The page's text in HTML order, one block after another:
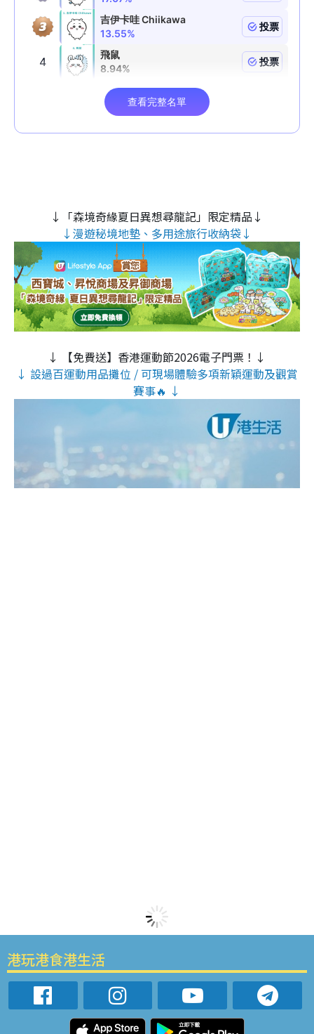
↓「森境奇緣夏日異想尋龍記」限定精品↓
↓漫遊秘境地墊、多用途旅行收納袋↓
↓ 【免費送】香港運動節2026電子門票！↓
↓ 設過百運動用品攤位 / 可現場體驗多項新穎運動及觀賞
賽事🔥 ↓
港玩港食港生活